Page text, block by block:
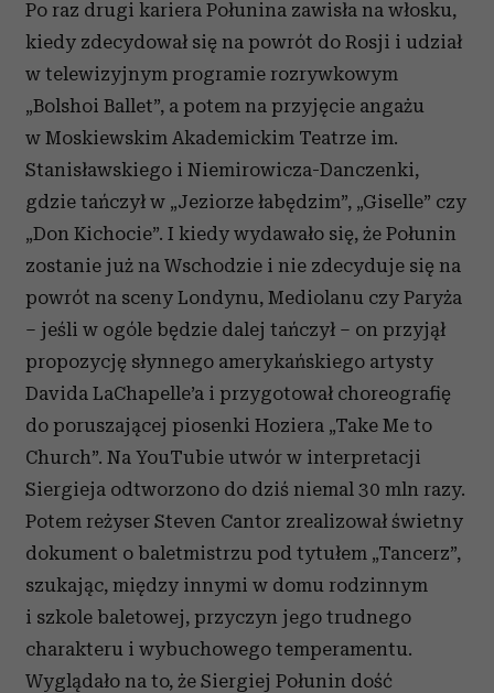
Po raz drugi kariera Połunina zawisła na włosku,
kiedy zdecydował się na powrót do Rosji i udział
w telewizyjnym programie rozrywkowym
„Bolshoi Ballet”, a potem na przyjęcie angażu
w Moskiewskim Akademickim Teatrze im.
Stanisławskiego i Niemirowicza-Danczenki,
gdzie tańczył w „Jeziorze łabędzim”, „Giselle” czy
„Don Kichocie”. I kiedy wydawało się, że Połunin
zostanie już na Wschodzie i nie zdecyduje się na
powrót na sceny Londynu, Mediolanu czy Paryża
– jeśli w ogóle będzie dalej tańczył – on przyjął
propozycję słynnego amerykańskiego artysty
Davida LaChapelle’a i przygotował choreografię
do poruszającej piosenki Hoziera „Take Me to
Church”. Na YouTubie utwór w interpretacji
Siergieja odtworzono do dziś niemal 30 mln razy.
Potem reżyser Steven Cantor zrealizował świetny
dokument o baletmistrzu pod tytułem „Tancerz”,
szukając, między innymi w domu rodzinnym
i szkole baletowej, przyczyn jego trudnego
charakteru i wybuchowego temperamentu.
Wyglądało na to, że Siergiej Połunin dość